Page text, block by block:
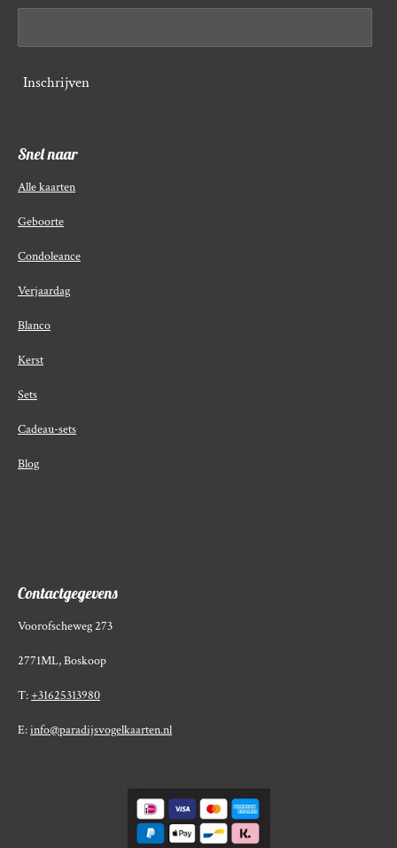
Inschrijven
Snel naar
Alle kaarten
Geboorte
Condoleance
Verjaardag
Blanco
Kerst
Sets
Cadeau-sets
Blog
Contactgegevens
Voorofscheweg 273
2771ML, Boskoop
T:+31625313980
E:info@paradijsvogelkaarten.nl